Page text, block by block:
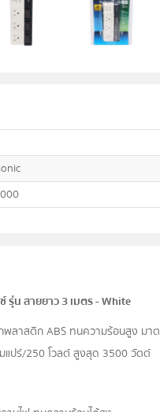
รุ่น สายยาว 3 เมตร - White
ลาสติก ABS ทนความร้อนสูง มา
แปร์/250 โวลต์ สูงสุด 3500 วัตต์